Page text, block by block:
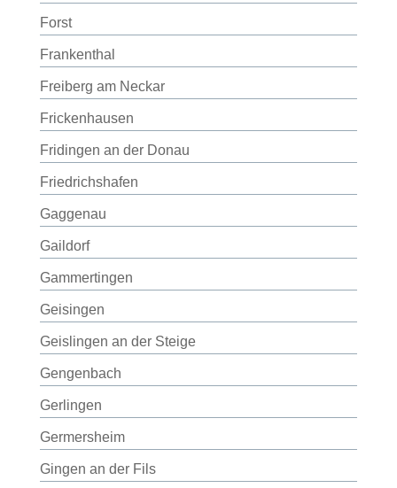
Forst
Frankenthal
Freiberg am Neckar
Frickenhausen
Fridingen an der Donau
Friedrichshafen
Gaggenau
Gaildorf
Gammertingen
Geisingen
Geislingen an der Steige
Gengenbach
Gerlingen
Germersheim
Gingen an der Fils